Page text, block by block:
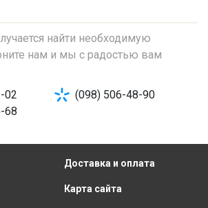
найти необходимую
нам и мы с радостью вам
02
(098) 506-48-90
68
Доставка и оплата
Карта сайта